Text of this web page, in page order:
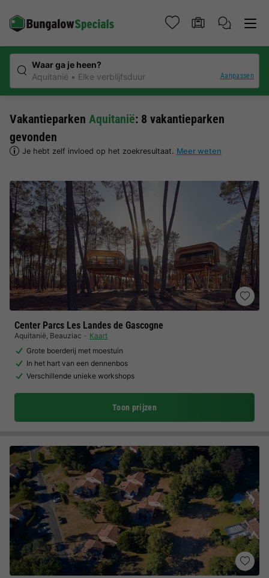
Waar ga je heen?
Aquitanië
Elke verblijfsduur Aanpassen
Vakantieparken Aquitanië: 8 vakantieparken
gevonden
Je hebt zelf invloed op het zoekresultaat. Meer weten
Center Parcs Les Landes de Gascogne
Aquitanië, Beauziac
Kaart
Grote boerderij met moestuin
In het hart van een dennenbos
Verschillende unieke workshops
Toon prijzen